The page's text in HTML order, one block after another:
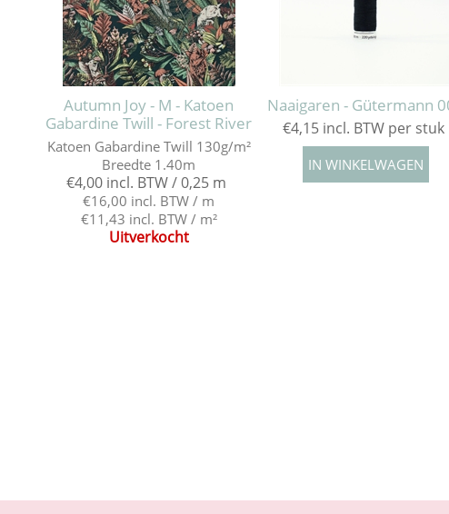
Autumn Joy - M - Katoen
Gabardine Twill - Forest River
Katoen Gabardine Twill 130g/m²
Breedte 1.40m
€4,00 incl. BTW / 0,25 m
€16,00 incl. BTW / m
€11,43 incl. BTW / m²
Uitverkocht
Naaigaren - Gütermann
€4,15 incl. BTW per stuk